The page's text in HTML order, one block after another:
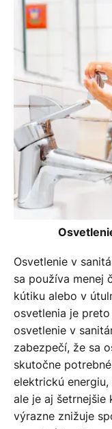
Osvetlenie v
sa používa menej
kútiku alebo v
osvetlenia je
osvetlenie v
zabezpečí, že sa
skutočne
elektrickú
ale je aj
výrazne znižuje